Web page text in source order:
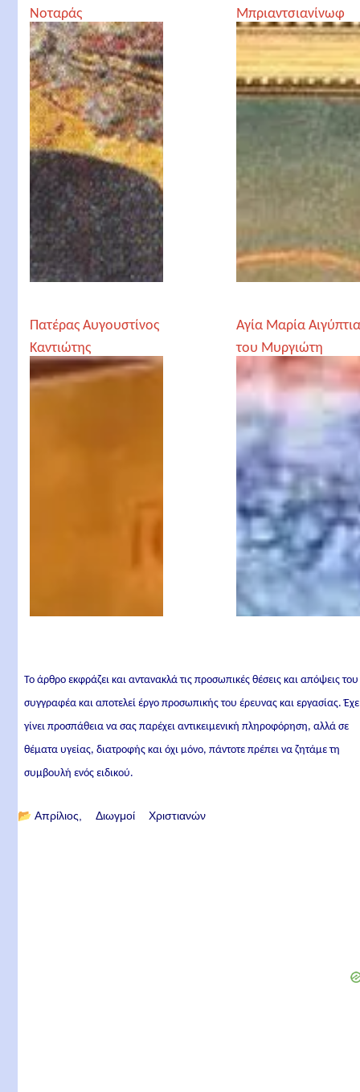
Νοταράς
Μητροπολίτης
Κορίνθου
Μπριαντσιανίνωφ
Πατέρας Αυγουστίνος
Καντιώτης
Μητροπολίτης
Φλωρίνης
Αγία Μαρία
του Μυργιώτη
Παναγιώτη
Το άρθρο εκφράζει και αντανακλά τις προσωπικές θέσεις και απόψεις του
συγγραφέα και αποτελεί έργο προσωπικής του έρευνας και εργασίας.
γίνει προσπάθεια να σας παρέχει αντικειμενική πληροφόρηση, αλλά σε
θέματα υγείας, διατροφής και όχι μόνο, πάντοτε πρέπει να ζητάμε τη
συμβουλή ενός ειδικού.
📂 Απρίλιος Διωγμοί Χριστιανών